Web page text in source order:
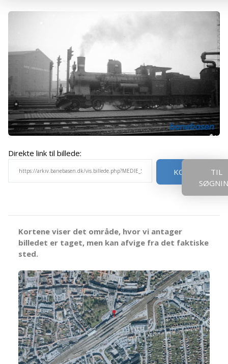
Direkte link til billede:
KOPIER
TIL
Kortene viser det område, hvor vi antager
billedet er taget, men kan afvige fra det faktiske
sted.